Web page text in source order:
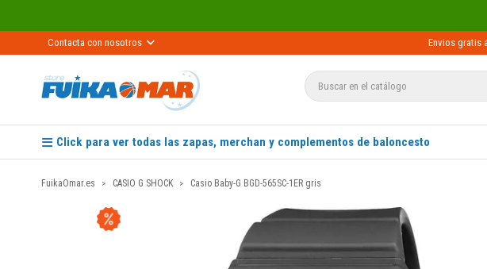
Recíbelo
Contacta con nosotros Envios gratis
Click para ver todas las zapas, merchan y complementos de baloncesto
FuikaOmar.es CASIO G SHOCK Casio Baby-G BGD-565SC-1ER gris